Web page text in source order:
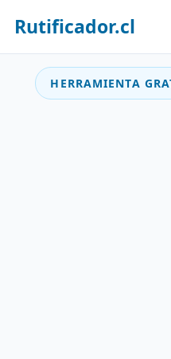
Rutificador.cl
HERRAMIENTA